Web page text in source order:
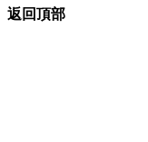
返回頂部